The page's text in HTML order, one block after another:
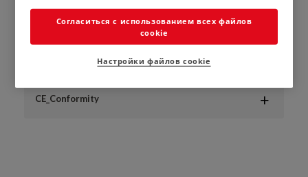
High-speed doors
CE_Conformity
Согласиться с использованием всех файлов
cookie
Настройки файлов cookie